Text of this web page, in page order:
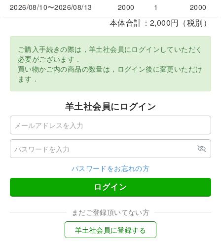
2026/08/10〜2026/08/13 2000 1 2000
本体合計：2,000円（税別）
ご購入手続きの際は，羊土社会員にログインしていただく
必要がございます．
買い物かご内の商品の数量は，ログイン後に変更いただけ
ます．
羊土社会員にログイン
パスワードをお忘れの方
ログイン
まだご登録頂いてない方
羊土社会員に登録する